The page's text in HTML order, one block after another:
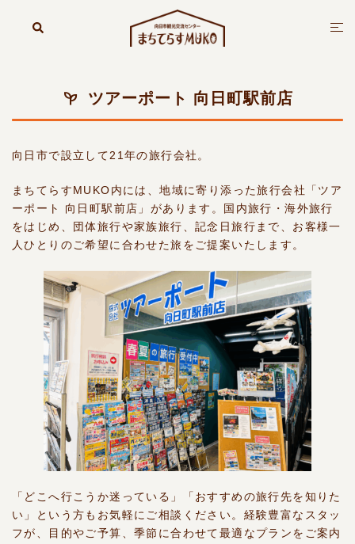
検
索
ト
ュ
ツアーポート 向日町駅前店
向日市で設立して21年の旅行会社。
まちてらすMUKO内には、地域に寄り添った旅行会社「ツア
ーポート 向日町駅前店」があります。国内旅行・海外旅行
をはじめ、団体旅行や家族旅行、記念日旅行まで、お客様一
人ひとりのご希望に合わせた旅をご提案いたします。
「どこへ行こうか迷っている」「おすすめの旅行先を知りた
い」という方もお気軽にご相談ください。経験豊富なスタッ
フが、目的やご予算、季節に合わせて最適なプランをご案内